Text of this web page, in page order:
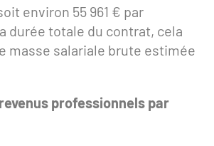
environ 55 961 € par
durée totale du contrat, cela
masse salariale brute estimée
professionnels par